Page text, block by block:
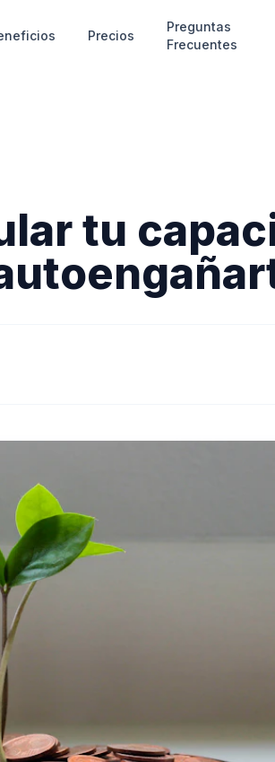
Precios
Preguntas
Frecuentes
tu